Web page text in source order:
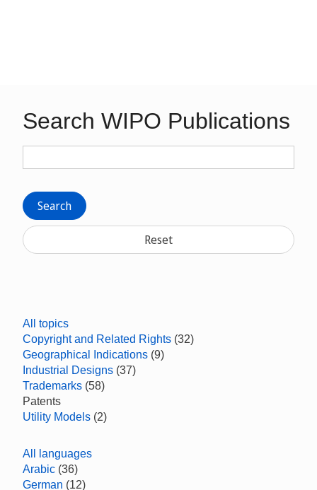
Search WIPO Publications
Search
Reset
All topics
Copyright and Related Rights (32)
Geographical Indications (9)
Industrial Designs (37)
Trademarks (58)
Patents
Utility Models (2)
All languages
Arabic (36)
German (12)